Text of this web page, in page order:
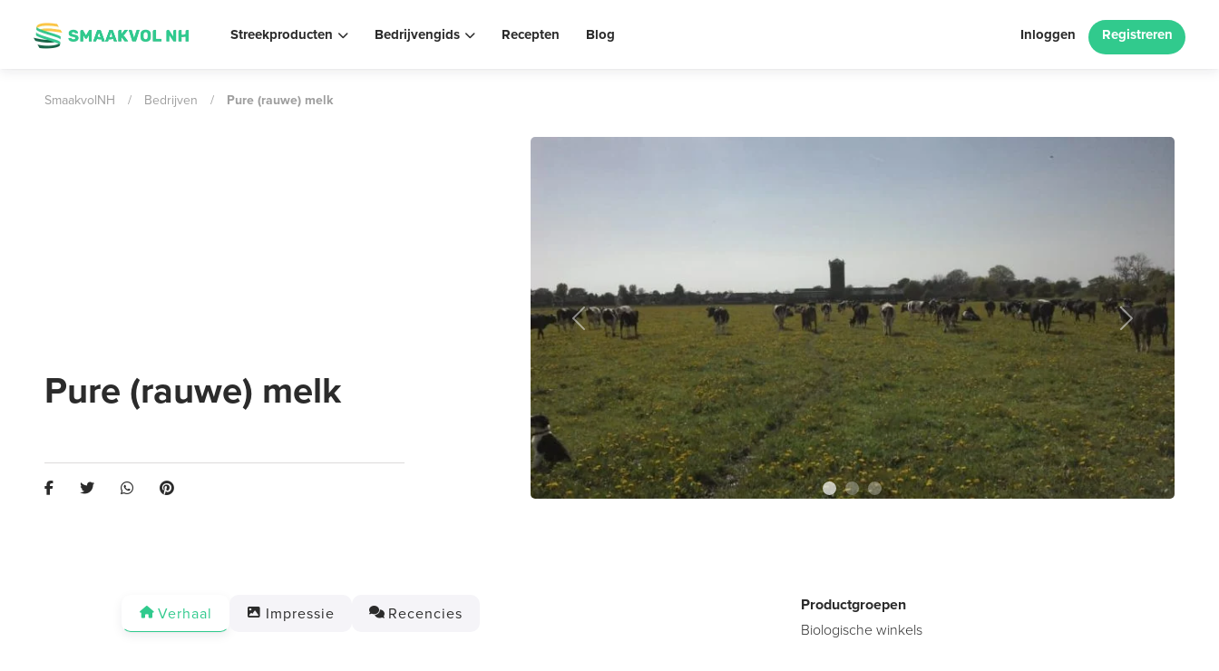
Streekproducten Bedrijvengids Recepten Blog Inloggen Registreren
SmaakvolNH / Bedrijven / Pure (rauwe) melk
Pure (rauwe) melk
Previous Next
Verhaal Impressie Recencies Productgroepen
Biologische winkels